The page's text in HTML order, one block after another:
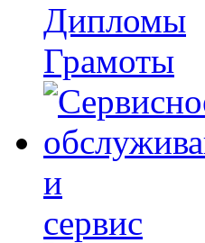
Дипломы
Грамоты
и
сервис